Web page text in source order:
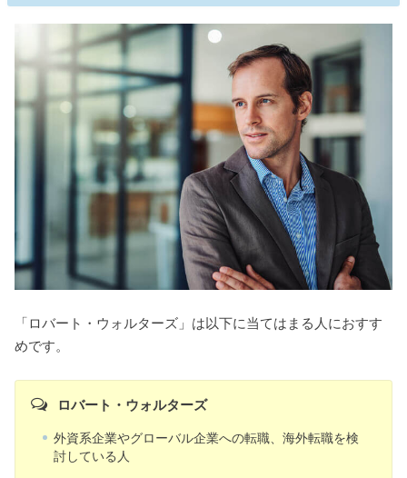
「ロバート・ウォルターズ」は以下に当てはまる人におすす
めです。
ロバート・ウォルターズ
外資系企業やグローバル企業への転職、海外転職を検
討している人